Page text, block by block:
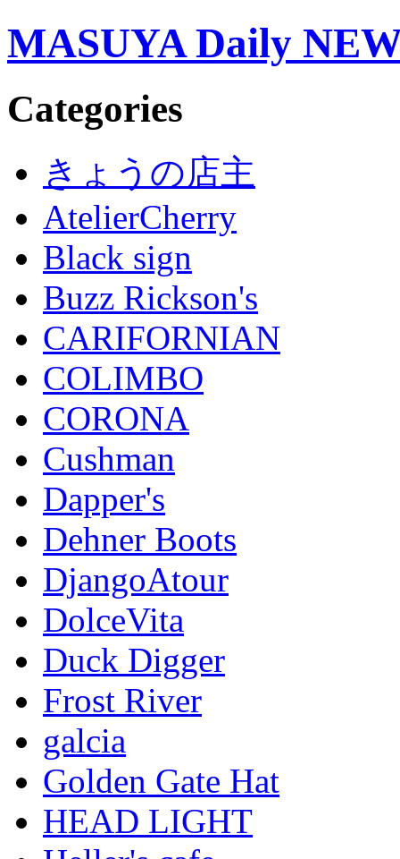
MASUYA Daily
Categories
きょうの店主
AtelierCherry
Black sign
Buzz Rickson's
CARIFORNIAN
COLIMBO
CORONA
Cushman
Dapper's
Dehner Boots
DjangoAtour
DolceVita
Duck Digger
Frost River
galcia
Golden Gate Hat
HEAD LIGHT